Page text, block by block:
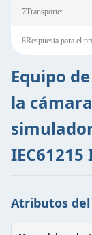
7Transporte:
8Respuesta para el
Equipo
la
IEC61215
Atributos